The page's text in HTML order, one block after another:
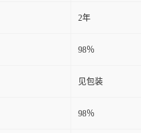
2年
98％
见包装
98％